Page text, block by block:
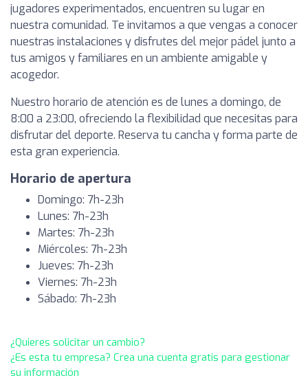
jugadores experimentados, encuentren su lugar en
nuestra comunidad. Te invitamos a que vengas a conocer
nuestras instalaciones y disfrutes del mejor pádel junto a
tus amigos y familiares en un ambiente amigable y
acogedor.
Nuestro horario de atención es de lunes a domingo, de
8:00 a 23:00, ofreciendo la flexibilidad que necesitas para
disfrutar del deporte. Reserva tu cancha y forma parte de
esta gran experiencia.
Horario de apertura
Domingo: 7h-23h
Lunes: 7h-23h
Martes: 7h-23h
Miércoles: 7h-23h
Jueves: 7h-23h
Viernes: 7h-23h
Sábado: 7h-23h
¿Quieres solicitar un cambio?
¿Es esta tu empresa? Crea una cuenta gratis para gestionar
su información